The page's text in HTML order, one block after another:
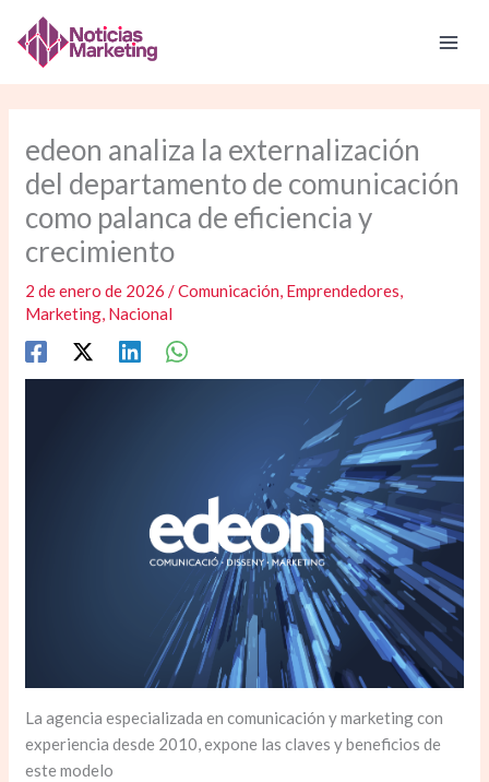
contenido
edeon analiza la externalización
del departamento de comunicación
como palanca de eficiencia y
crecimiento
2 de enero de 2026/Comunicación, Emprendedores,
Marketing, Nacional
La agencia especializada en comunicación y marketing con
experiencia desde 2010, expone las claves y beneficios de
este modelo